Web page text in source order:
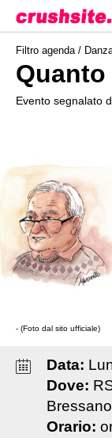
Filtro agenda /
Evento segnalato
- (Foto dal sito ufficiale)
Data:
Dove:
Orario: